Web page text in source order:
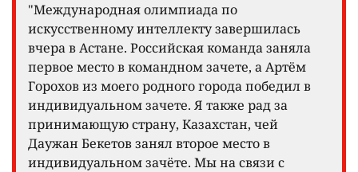
"Международная олимпиада по
искусственному интеллекту завершилась
вчера в Астане. Российская команда заняла
первое место в командном зачете, а Артём
Горохов из моего родного города победил в
индивидуальном зачете. Я также рад за
принимающую страну, Казахстан, чей
Даужан Бекетов занял второе место в
индивидуальном зачёте. Мы на связи с